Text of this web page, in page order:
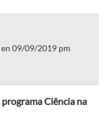
09/09/2019 pm
Ciência na